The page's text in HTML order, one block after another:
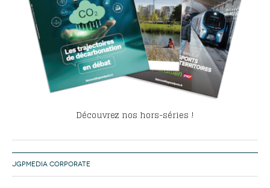
Découvrez nos hors-séries !
JGPMEDIA CORPORATE